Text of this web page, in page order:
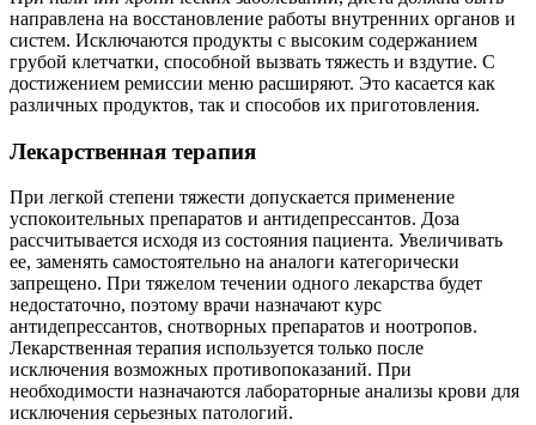
направлена на восстановление работы внутренних органов и
систем. Исключаются продукты с высоким содержанием
грубой клетчатки, способной вызвать тяжесть и вздутие. С
достижением ремиссии меню расширяют. Это касается как
различных продуктов, так и способов их приготовления.
Лекарственная терапия
При легкой степени тяжести допускается применение
успокоительных препаратов и антидепрессантов. Доза
рассчитывается исходя из состояния пациента. Увеличивать
ее, заменять самостоятельно на аналоги категорически
запрещено. При тяжелом течении одного лекарства будет
недостаточно, поэтому врачи назначают курс
антидепрессантов, снотворных препаратов и ноотропов.
Лекарственная терапия используется только после
исключения возможных противопоказаний. При
необходимости назначаются лабораторные анализы крови для
исключения серьезных патологий.